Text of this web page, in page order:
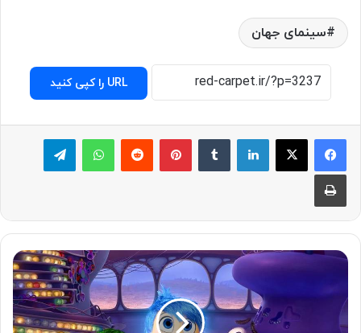
سینمای جهان
URL را کپی کنید
لینکدین پینترست ‫رددیت واتس آپ
چاپ